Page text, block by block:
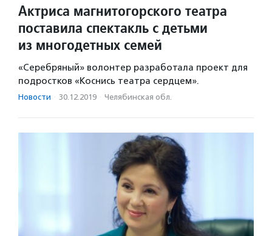
Актриса магнитогорского театра
поставила спектакль с детьми
из многодетных семей
«Серебряный» волонтер разработала проект для
подростков «Коснись театра сердцем».
Новости · 30.12.2019 · Челябинская обл.